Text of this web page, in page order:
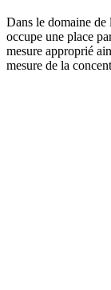
Dans le domaine
occupe une place
mesure approprié
mesure de la